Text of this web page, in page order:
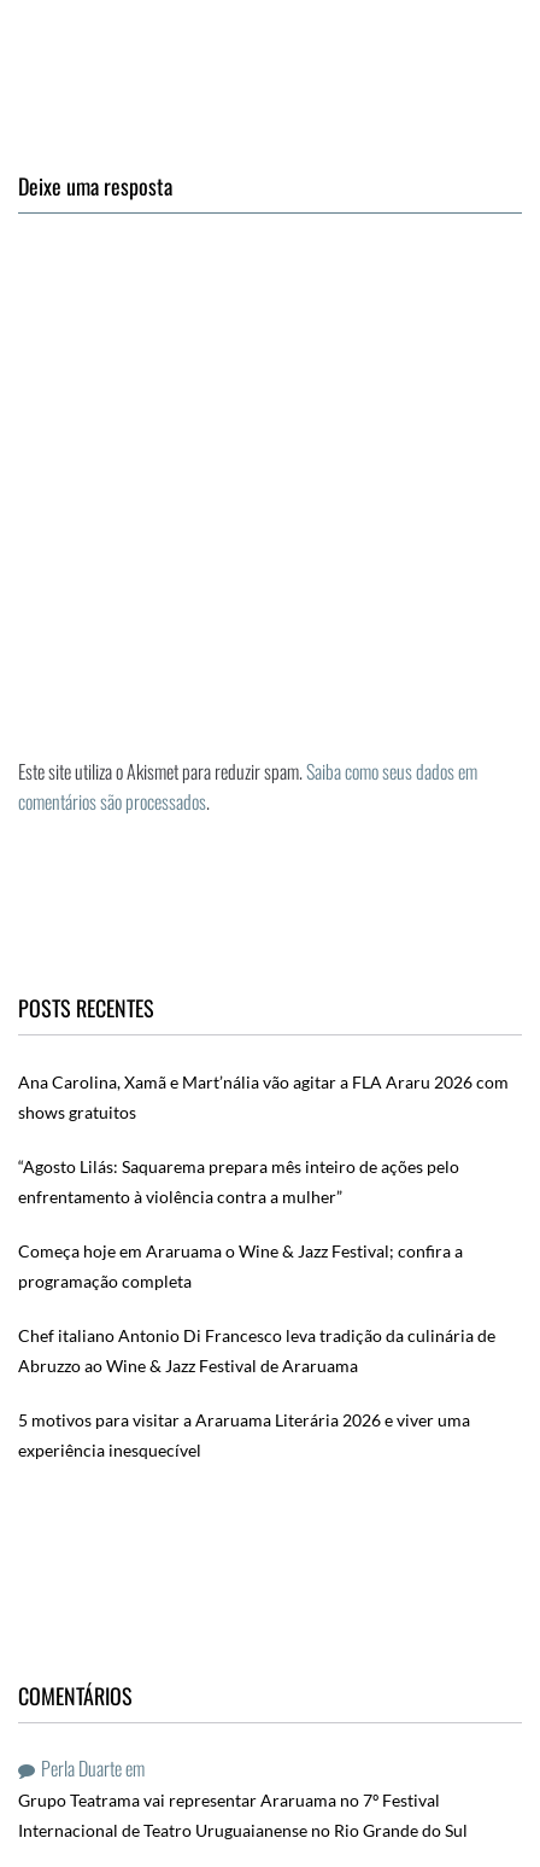
Deixe uma resposta
Este site utiliza o Akismet para reduzir spam.Saiba como seus dados em
comentários são processados.
POSTS RECENTES
Ana Carolina, Xamã e Mart’nália vão agitar a FLA Araru 2026 com
shows gratuitos
“Agosto Lilás: Saquarema prepara mês inteiro de ações pelo
enfrentamento à violência contra a mulher”
Começa hoje em Araruama o Wine & Jazz Festival; confira a
programação completa
Chef italiano Antonio Di Francesco leva tradição da culinária de
Abruzzo ao Wine & Jazz Festival de Araruama
5 motivos para visitar a Araruama Literária 2026 e viver uma
experiência inesquecível
COMENTÁRIOS
Perla Duarteem
Grupo Teatrama vai representar Araruama no 7º Festival
Internacional de Teatro Uruguaianense no Rio Grande do Sul